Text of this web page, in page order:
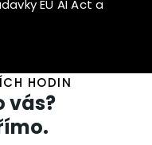
EU AI Act a
HODIN
vás?